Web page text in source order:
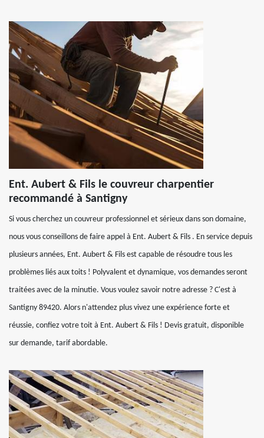
Ent. Aubert & Fils le couvreur charpentier
recommandé à Santigny
Si vous cherchez un couvreur professionnel et sérieux dans son domaine,
nous vous conseillons de faire appel à Ent. Aubert & Fils . En service depuis
plusieurs années, Ent. Aubert & Fils est capable de résoudre tous les
problèmes liés aux toits ! Polyvalent et dynamique, vos demandes seront
traitées avec de la minutie. Vous voulez savoir notre adresse ? C'est à
Santigny 89420. Alors n'attendez plus vivez une expérience forte et
réussie, confiez votre toit à Ent. Aubert & Fils ! Devis gratuit, disponible
sur demande, tarif abordable.